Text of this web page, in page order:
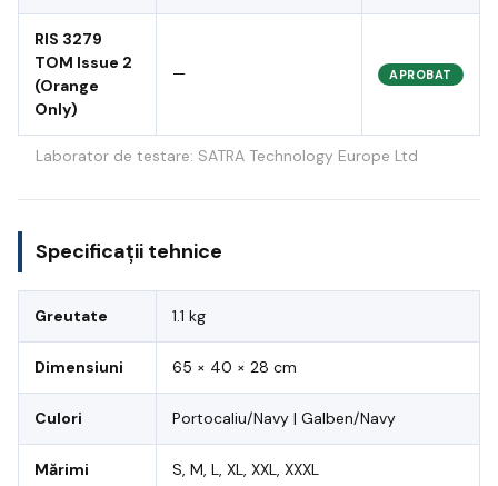
RIS 3279
TOM Issue 2
(Orange
Only)
— APROBAT
Laborator de testare: SATRA Technology Europe Ltd
Specificații tehnice
Greutate 1.1 kg
Dimensiuni 65 × 40 × 28 cm
Culori Portocaliu/Navy | Galben/Navy
Mărimi S, M, L, XL, XXL, XXXL